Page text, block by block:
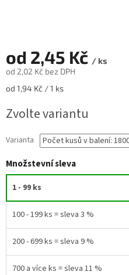
od 2,45 Kč / ks
od 2,02 Kč bez DPH
Měrná
od 1,94 Kč / 1 ks
Zvolte variantu
Varianta
Množstevní sleva
1 - 99 ks
100 - 199 ks = sleva 3 %
200 - 699 ks = sleva 9 %
700 a více ks = sleva 11 %